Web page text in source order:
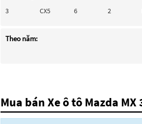
3 CX5 6 2
Theo năm:
Mua bán Xe ô tô Mazda MX